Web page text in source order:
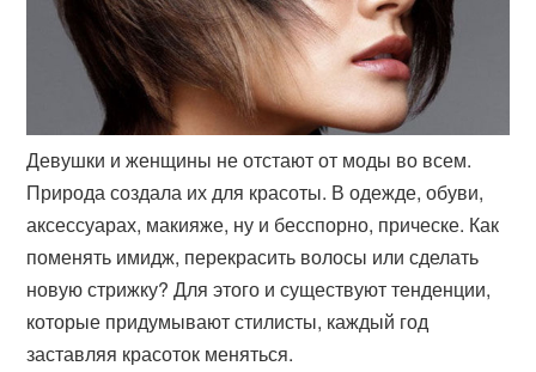
Девушки и женщины не отстают от моды во всем.
Природа создала их для красоты. В одежде, обуви,
аксессуарах, макияже, ну и бесспорно, прическе. Как
поменять имидж, перекрасить волосы или сделать
новую стрижку? Для этого и существуют тенденции,
которые придумывают стилисты, каждый год
заставляя красоток меняться.